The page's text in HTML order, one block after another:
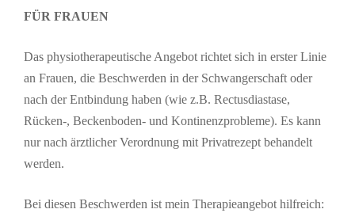
FÜR FRAUEN
Das physiotherapeutische Angebot richtet sich in erster Linie
an Frauen, die Beschwerden in der Schwangerschaft oder
nach der Entbindung haben (wie z.B. Rectusdiastase,
Rücken-, Beckenboden- und Kontinenzprobleme). Es kann
nur nach ärztlicher Verordnung mit Privatrezept behandelt
werden.
Bei diesen Beschwerden ist mein Therapieangebot hilfreich: